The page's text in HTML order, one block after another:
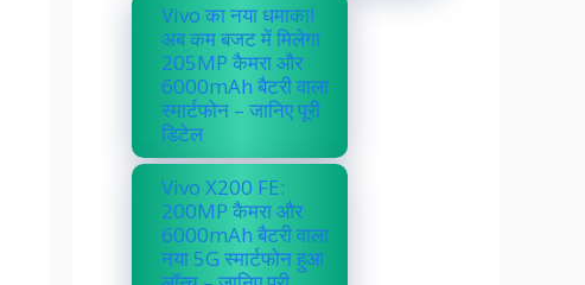
Vivo का नया धमाका!
अब कम बजट में मिलेगा
205MP कैमरा और
6000mAh बैटरी वाला
स्मार्टफोन – जानिए पूरी
डिटेल
Vivo X200 FE:
200MP कैमरा और
6000mAh बैटरी वाला
नया 5G स्मार्टफोन हुआ